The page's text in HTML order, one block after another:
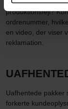
produktionsfejl?
ordrenummer,
en video, der viser
reklamation.
Uafhentede pakker
forkerte